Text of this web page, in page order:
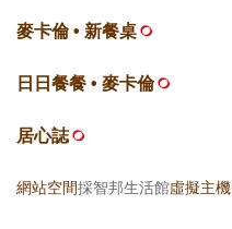
麥卡倫 • 新餐桌
日日餐餐 • 麥卡倫
居心誌
網站空間採智邦生活館虛擬主機